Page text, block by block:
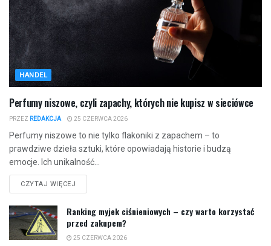
HANDEL
Perfumy niszowe, czyli zapachy, których nie kupisz w sieciówce
PRZEZ REDAKCJA 25 CZERWCA 2026
Perfumy niszowe to nie tylko flakoniki z zapachem – to
prawdziwe dzieła sztuki, które opowiadają historie i budzą
emocje. Ich unikalność...
CZYTAJ WIĘCEJ
Ranking myjek ciśnieniowych – czy warto korzystać
przed zakupem?
25 CZERWCA 2026